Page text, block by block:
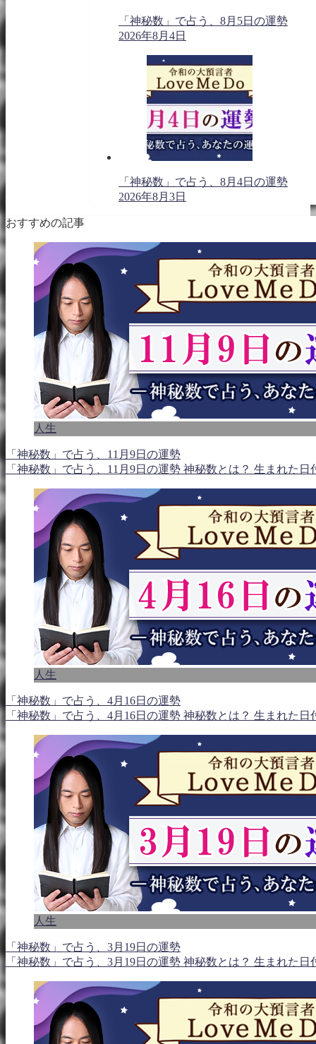
「神秘数」で占う、8月5日の運勢
2026年8月4日
「神秘数」で占う、8月4日の運勢
2026年8月3日
おすすめの記事
人生
「神秘数」で占う、11月9日の運勢
「神秘数」で占う、11月9日の運勢 神秘数とは？ 生まれた
人生
「神秘数」で占う、4月16日の運勢
「神秘数」で占う、4月16日の運勢 神秘数とは？ 生まれた
人生
「神秘数」で占う、3月19日の運勢
「神秘数」で占う、3月19日の運勢 神秘数とは？ 生まれた